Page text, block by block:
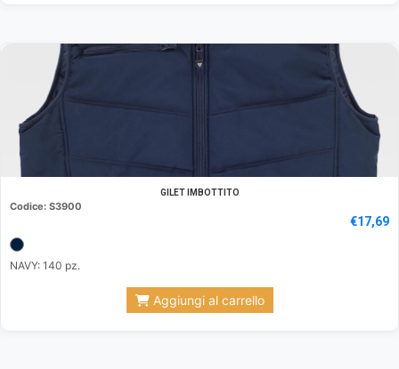
GILET IMBOTTITO
Codice: S3900
€17,69
NAVY: 140 pz.
Aggiungi al carrello